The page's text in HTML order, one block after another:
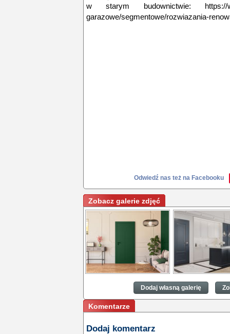
w starym budownictwie: https://
garazowe/segmentowe/rozwiazania-
Odwiedź nas też na Facebooku
Zobacz galerie zdjęć
drzwi do każdego wnętrza
drzwi do każdego
Dodaj własną galerię
Komentarze
Dodaj komentarz